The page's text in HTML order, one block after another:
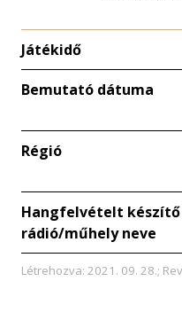
Játékidő
Bemutató dátuma
Régió
Hangfelvételt készítő
rádió/műhely neve
Létrehozva: 2021. 09. 28.;